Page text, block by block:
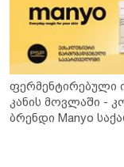
ფერმენტირებული
კანის მოვლაში -
ბრენდი Manyo